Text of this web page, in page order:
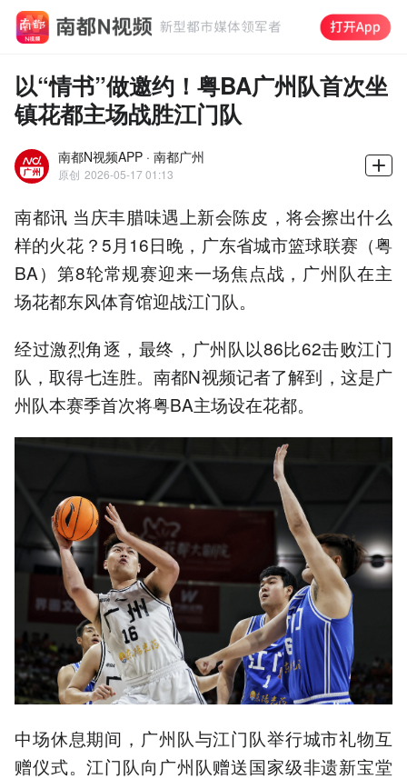
以“情书”做邀约！粤BA广州队首次坐
镇花都主场战胜江门队
南都N视频APP · 南都广州
原创 2026-05-17 01:13
南都讯 当庆丰腊味遇上新会陈皮，将会擦出什么
样的火花？5月16日晚，广东省城市篮球联赛（粤
BA）第8轮常规赛迎来一场焦点战，广州队在主
场花都东风体育馆迎战江门队。
经过激烈角逐，最终，广州队以86比62击败江门
队，取得七连胜。南都N视频记者了解到，这是广
州队本赛季首次将粤BA主场设在花都。
中场休息期间，广州队与江门队举行城市礼物互
赠仪式。江门队向广州队赠送国家级非遗新宝堂